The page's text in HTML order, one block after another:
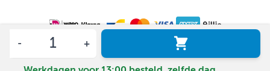
Algemene voorwaarden
Privacybeleid
© Copyright Profimart 2026.